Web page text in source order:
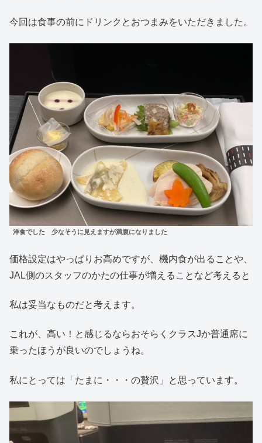
今回は食事の前にドリンクとおつまみをいただきました。
洋食でした 少なそうに見えますが満腹になりました
価格設定はやっぱりお高めですが、機内食が出ることや、
JAL側のスタッフのかたの仕事が増えることなど考えると
私は妥当なものだと考えます。
これが、高い！と感じるならおそらくクラスJか普通席に
乗ったほうが良いのでしょうね。
私にとっては「たまに・・・の贅沢」と思っています。